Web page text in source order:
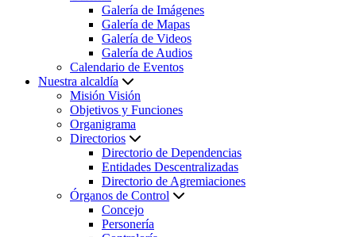
Galería de Imágenes
Galería de Mapas
Galería de Videos
Galería de Audios
Calendario de Eventos
Nuestra alcaldía
Misión Visión
Objetivos y Funciones
Organigrama
Directorios
Directorio de Dependencias
Entidades Descentralizadas
Directorio de Agremiaciones
Órganos de Control
Concejo
Personería